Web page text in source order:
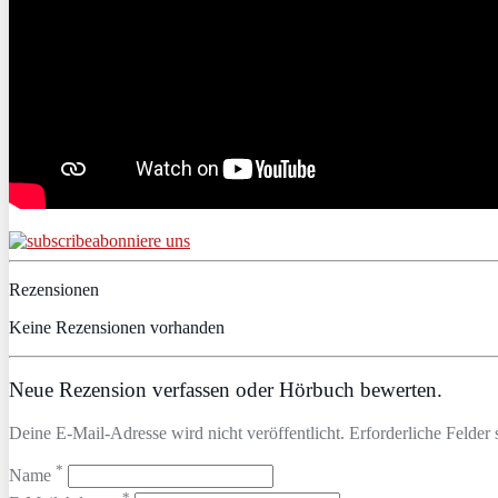
abonniere uns
Rezensionen
Keine Rezensionen vorhanden
Neue Rezension verfassen oder Hörbuch bewerten.
Deine E-Mail-Adresse wird nicht veröffentlicht. Erforderliche Felder
Name *